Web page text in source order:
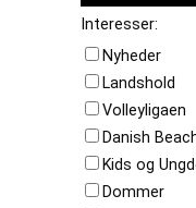
Interesser:
Nyheder
Landshold
Volleyligaen
Danish
Kids og
Dommer